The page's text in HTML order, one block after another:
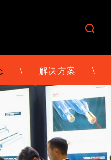

\ 解决方案 \